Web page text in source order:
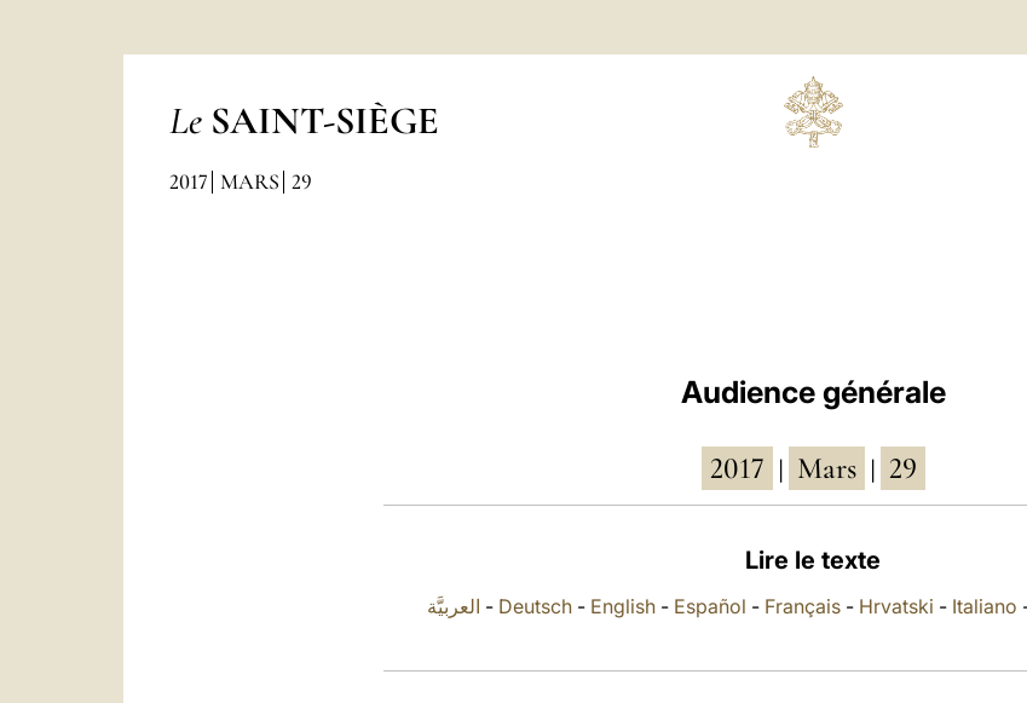
Le SAINT-SIÈGE
2017 MARS 29
Audience générale
2017 Mars 29
Lire le texte
العربيَّة - Deutsch- English- Español - Français- Hrvatski - Italiano